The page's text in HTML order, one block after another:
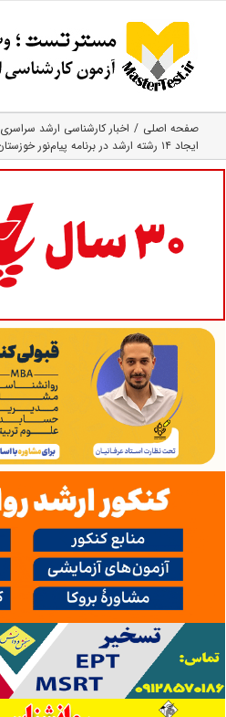
content
صفحه اصلی
اخبار کارشناسی ارشد سراسری
ایجاد ۱۴ رشته ارشد در برنامه پیام‌نور خوزستان